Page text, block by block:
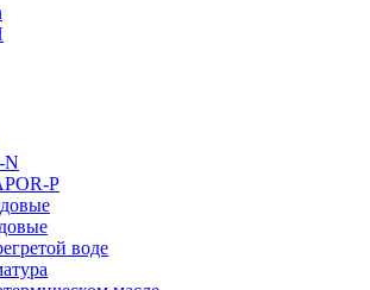
N
P
воде